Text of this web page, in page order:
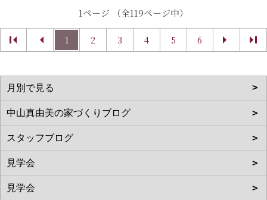
1ページ （全119ページ中）
1 2 3 4 5 6